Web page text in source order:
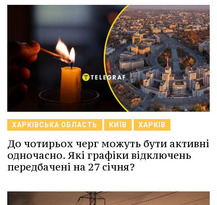
ХАРКІВСЬКА ОБЛАСТЬ КИЇВ ХАРКІВ
До чотирьох черг можуть бути активні
одночасно. Які графіки відключень
передбачені на 27 січня?